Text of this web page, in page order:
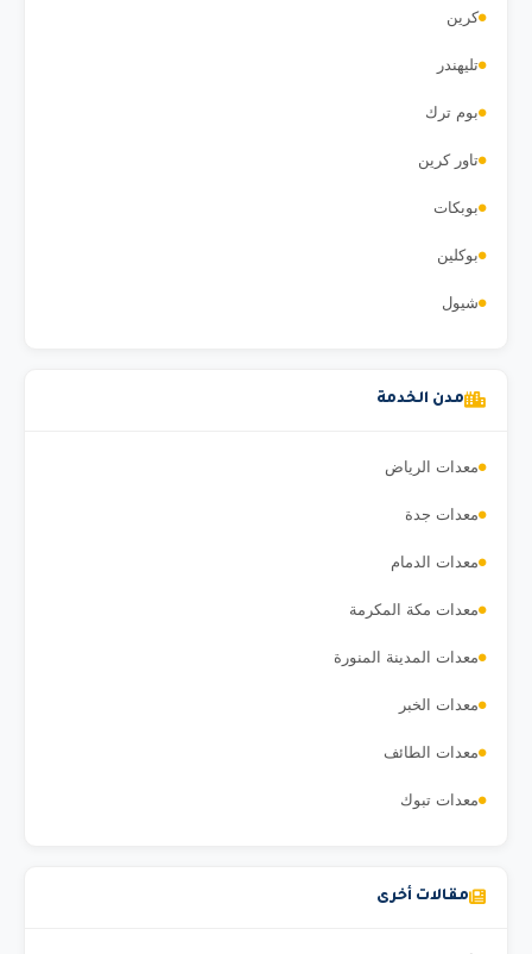
كرين
تليهندر
بوم ترك
تاور كرين
بوبكات
بوكلين
شيول
مدن الخدمة
معدات الرياض
معدات جدة
معدات الدمام
معدات مكة المكرمة
معدات المدينة المنورة
معدات الخبر
معدات الطائف
معدات تبوك
مقالات أخرى